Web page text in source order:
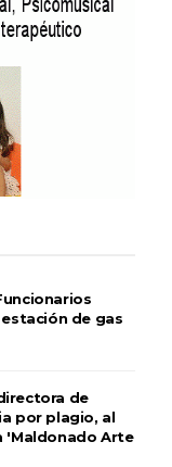
de gas
de
por plagio, al
'Maldonado Arte